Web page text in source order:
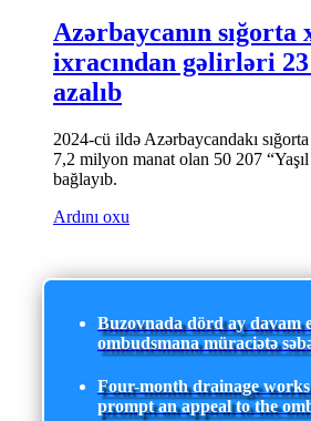
Azərbaycanın
ixracından gəlirləri
azalıb
2024-cü ildə Azərbaycandakı
7,2 milyon manat olan 50 207
bağlayıb.
Ardını oxu
Buzovnada dörd ay davam
ombudsmana müraciətə
Four-month drainage
prompt an appeal to the